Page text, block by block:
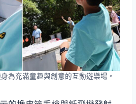
為充滿童趣與創意的互動遊樂場。